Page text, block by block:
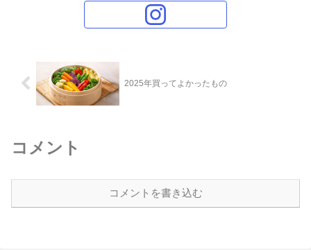
2025年買ってよかったもの
コメント
コメントを書き込む